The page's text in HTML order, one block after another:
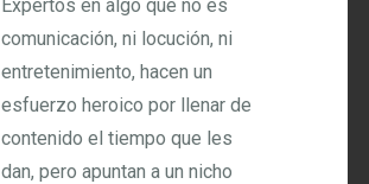
Expertos en algo que no es
comunicación, ni locución, ni
entretenimiento, hacen un
esfuerzo heroico por llenar de
contenido el tiempo que les
dan, pero apuntan a un nicho